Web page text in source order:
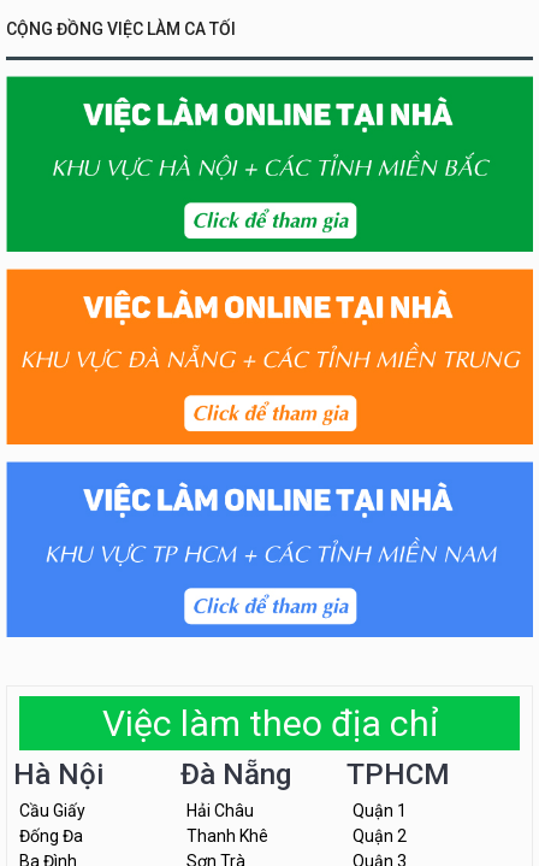
CỘNG ĐỒNG VIỆC LÀM CA TỐI
Việc làm theo địa chỉ
Hà Nội
Cầu Giấy
Đống Đa
Ba Đình
Đà Nẵng
Hải Châu
Thanh Khê
Sơn Trà
TPHCM
Quận 1
Quận 2
Quận 3